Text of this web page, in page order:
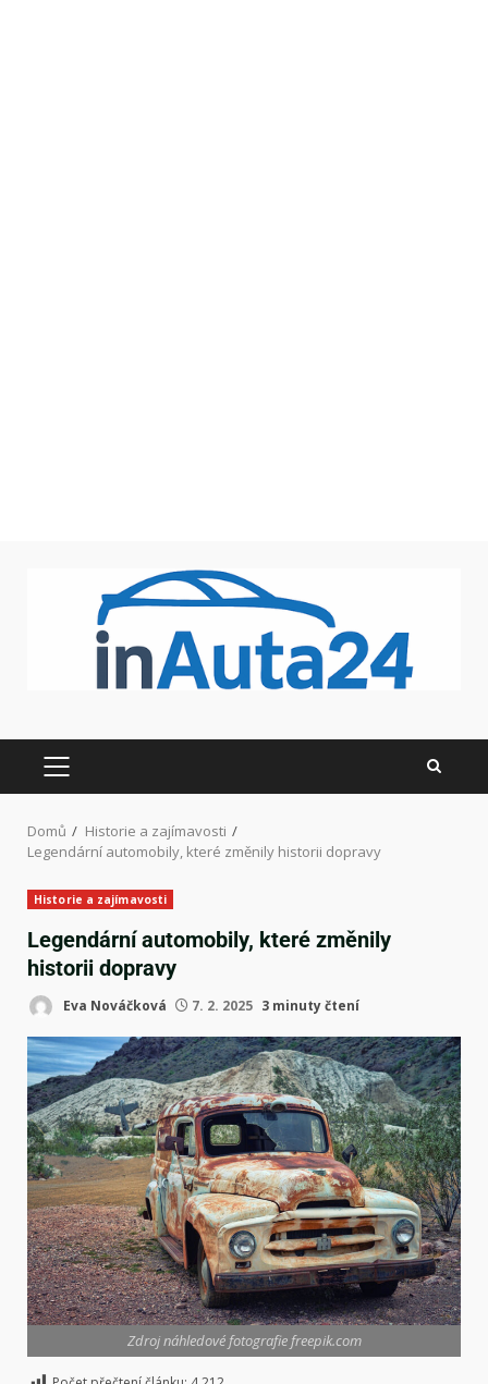
Domů
Historie a zajímavosti
Legendární automobily, které změnily historii dopravy
Historie a zajímavosti
Legendární automobily, které změnily
historii dopravy
Eva Nováčková 7. 2. 2025 3 minuty čtení
Zdroj náhledové fotografie freepik.com